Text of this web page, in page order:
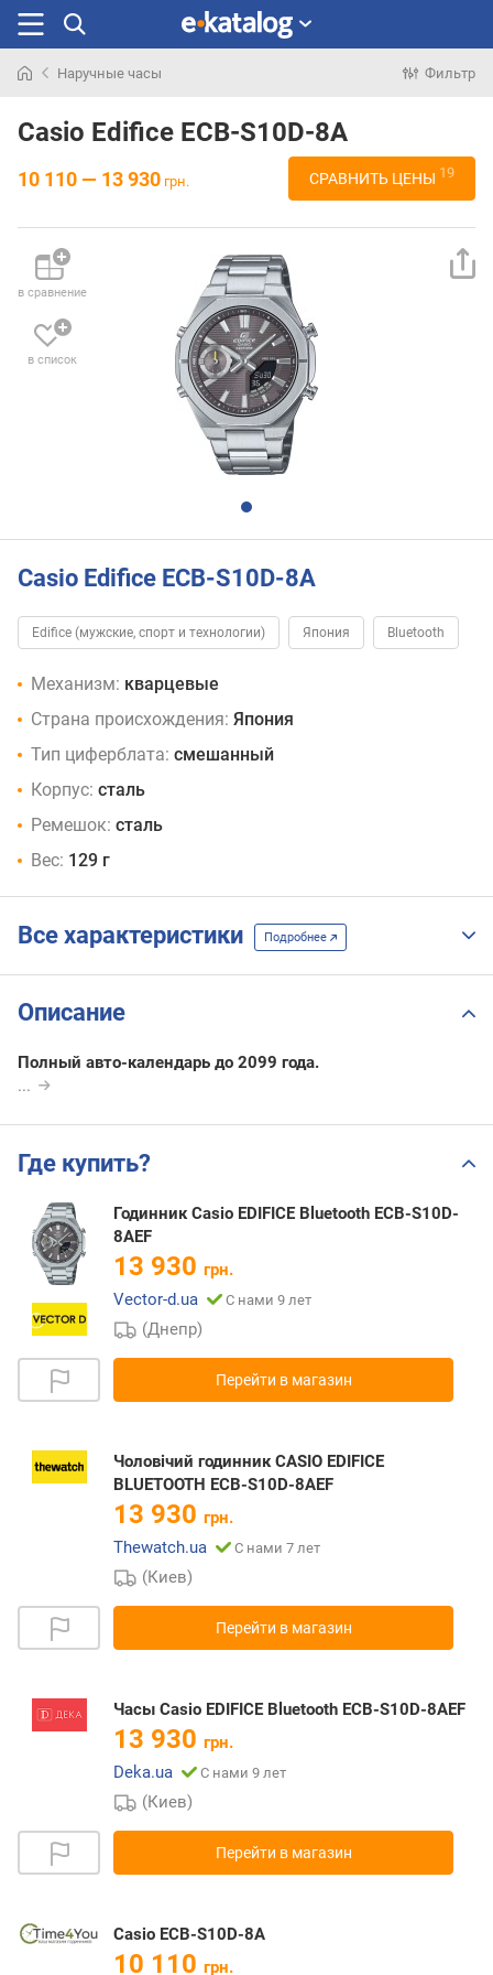
раньше
Наручные часы Фильтр
Casio Edifice ECB-S10D-8A
10 110 — 13 930 грн. СРАВНИТЬ ЦЕНЫ 19
в сравнение
в список
Casio Edifice ECB-S10D-8A
Edifice (мужские, спорт и технологии) Япония Bluetooth
Механизм: кварцевые
Страна происхождения: Япония
Тип циферблата: смешанный
Корпус: сталь
Ремешок: сталь
Вес: 129 г
Все характеристики Подробнее
Описание
Полный авто-календарь до 2099 года.
...
Где купить?
Годинник Casio EDIFICE Bluetooth ECB-S10D-
8AEF
13 930 грн.
Vector-d.ua
С нами 9 лет
(Днепр)
Перейти в магазин
Чоловічий годинник CASIO EDIFICE
BLUETOOTH ECB-S10D-8AEF
13 930 грн.
Thewatch.ua
С нами 7 лет
(Киев)
Перейти в магазин
Часы Casio EDIFICE Bluetooth ECB-S10D-8AEF
13 930 грн.
Deka.ua
С нами 9 лет
(Киев)
Перейти в магазин
Casio ECB-S10D-8A
10 110 грн.